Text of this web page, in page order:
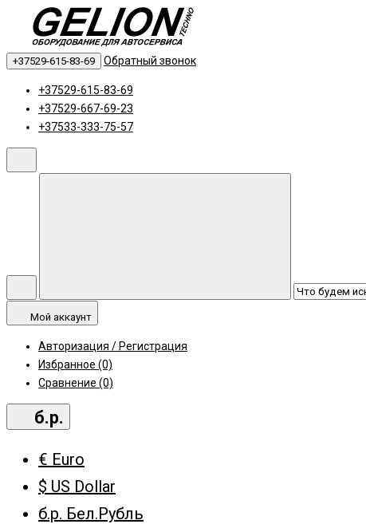
+37529-615-83-69 Обратный звонок
+37529-615-83-69
+37529-667-69-23
+37533-333-75-57
Мой аккаунт
Авторизация / Регистрация
Избранное (0)
Сравнение (0)
б.р.
€ Euro
$ US Dollar
б.р. Бел.Рубль